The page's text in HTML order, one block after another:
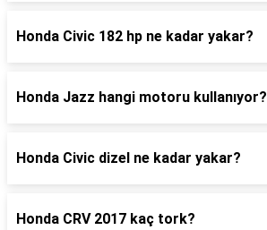
Honda Civic 182 hp ne kadar yakar?
Honda Jazz hangi motoru kullanıyor?
Honda Civic dizel ne kadar yakar?
Honda CRV 2017 kaç tork?